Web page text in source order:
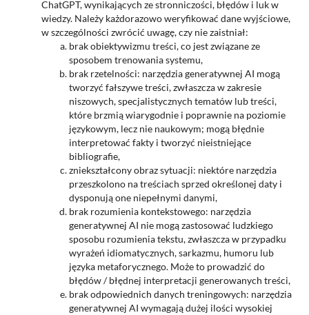
ChatGPT, wynikających ze stronniczości, błędów i luk w
wiedzy. Należy każdorazowo weryfikować dane wyjściowe,
w szczególności zwrócić uwagę, czy nie zaistniał:
brak obiektywizmu treści, co jest związane ze
sposobem trenowania systemu,
brak rzetelności: narzędzia generatywnej AI mogą
tworzyć fałszywe treści, zwłaszcza w zakresie
niszowych, specjalistycznych tematów lub treści,
które brzmią wiarygodnie i poprawnie na poziomie
językowym, lecz nie naukowym; mogą błędnie
interpretować fakty i tworzyć nieistniejące
bibliografie,
zniekształcony obraz sytuacji: niektóre narzędzia
przeszkolono na treściach sprzed określonej daty i
dysponują one niepełnymi danymi,
brak rozumienia kontekstowego: narzędzia
generatywnej AI nie mogą zastosować ludzkiego
sposobu rozumienia tekstu, zwłaszcza w przypadku
wyrażeń idiomatycznych, sarkazmu, humoru lub
języka metaforycznego. Może to prowadzić do
błędów / błędnej interpretacji generowanych treści,
brak odpowiednich danych treningowych: narzędzia
generatywnej AI wymagają dużej ilości wysokiej